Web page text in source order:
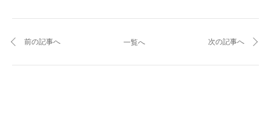
前の記事へ 一覧へ 次の記事へ